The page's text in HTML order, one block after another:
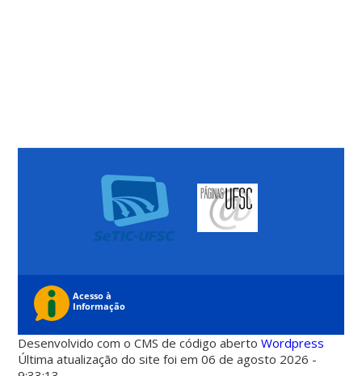
Desenvolvido com o CMS de código abertoWordpress
Última atualização do site foi em 06 de agosto 2026 -